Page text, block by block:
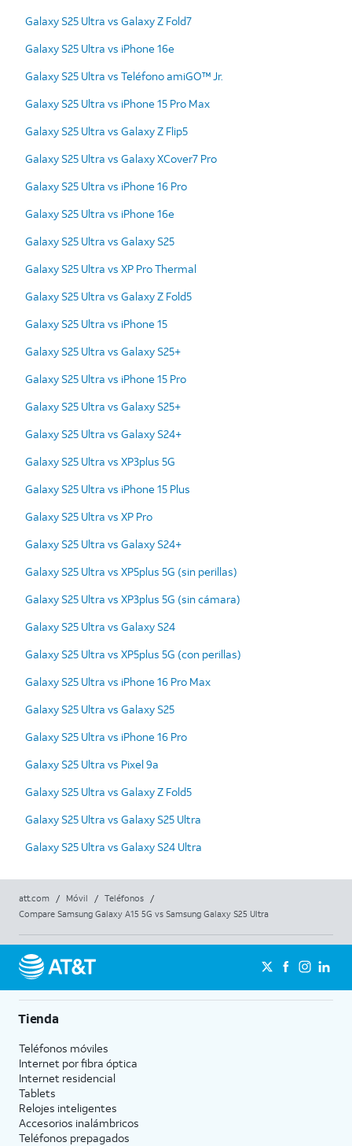
Galaxy S25 Ultra vs Galaxy Z Fold7
Galaxy S25 Ultra vs iPhone 16e
Galaxy S25 Ultra vs Teléfono amiGO™ Jr.
Galaxy S25 Ultra vs iPhone 15 Pro Max
Galaxy S25 Ultra vs Galaxy Z Flip5
Galaxy S25 Ultra vs Galaxy XCover7 Pro
Galaxy S25 Ultra vs iPhone 16 Pro
Galaxy S25 Ultra vs iPhone 16e
Galaxy S25 Ultra vs Galaxy S25
Galaxy S25 Ultra vs XP Pro Thermal
Galaxy S25 Ultra vs Galaxy Z Fold5
Galaxy S25 Ultra vs iPhone 15
Galaxy S25 Ultra vs Galaxy S25+
Galaxy S25 Ultra vs iPhone 15 Pro
Galaxy S25 Ultra vs Galaxy S25+
Galaxy S25 Ultra vs Galaxy S24+
Galaxy S25 Ultra vs XP3plus 5G
Galaxy S25 Ultra vs iPhone 15 Plus
Galaxy S25 Ultra vs XP Pro
Galaxy S25 Ultra vs Galaxy S24+
Galaxy S25 Ultra vs XP5plus 5G (sin perillas)
Galaxy S25 Ultra vs XP3plus 5G (sin cámara)
Galaxy S25 Ultra vs Galaxy S24
Galaxy S25 Ultra vs XP5plus 5G (con perillas)
Galaxy S25 Ultra vs iPhone 16 Pro Max
Galaxy S25 Ultra vs Galaxy S25
Galaxy S25 Ultra vs iPhone 16 Pro
Galaxy S25 Ultra vs Pixel 9a
Galaxy S25 Ultra vs Galaxy Z Fold5
Galaxy S25 Ultra vs Galaxy S25 Ultra
Galaxy S25 Ultra vs Galaxy S24 Ultra
att.com / Móvil / Teléfonos
/
Compare Samsung Galaxy A15 5G vs Samsung Galaxy S25 Ultra
Tienda
Teléfonos móviles
Internet por fibra óptica
Internet residencial
Tablets
Relojes inteligentes
Accesorios inalámbricos
Teléfonos prepagados